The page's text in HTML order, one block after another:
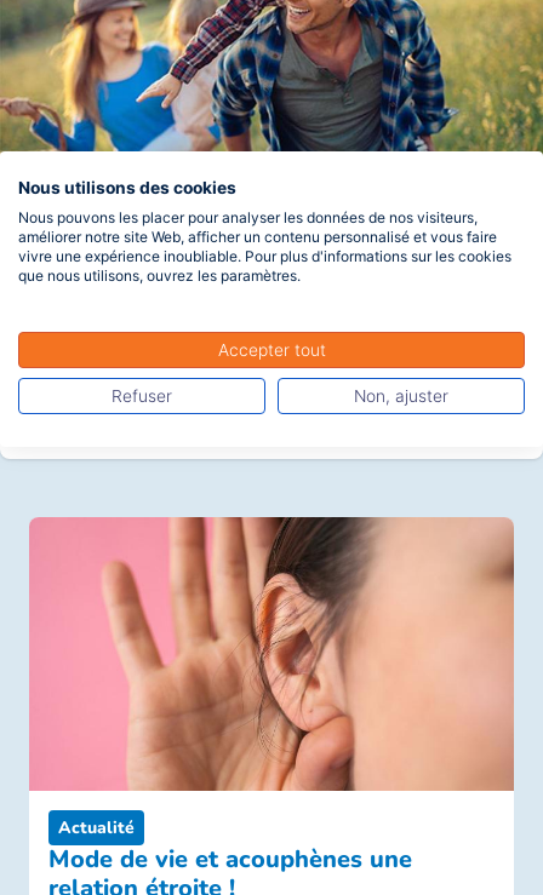
Actualité
Une complémentaire santé, ça sert à quoi ?
choisir. Voici quelques pistes pour s’y retrouver.
Actualité
Mode de vie et acouphènes une
Nous utilisons des cookies
Nous pouvons les placer pour analyser les données de nos visiteurs,
améliorer notre site Web, afficher un contenu personnalisé et vous faire
vivre une expérience inoubliable. Pour plus d'informations sur les cookies
que nous utilisons, ouvrez les paramètres.
Accepter tout
Refuser Non, ajuster